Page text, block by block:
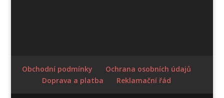
Obchodní podmínky
Ochrana osobních údajů
Doprava a platba
Reklamační řád